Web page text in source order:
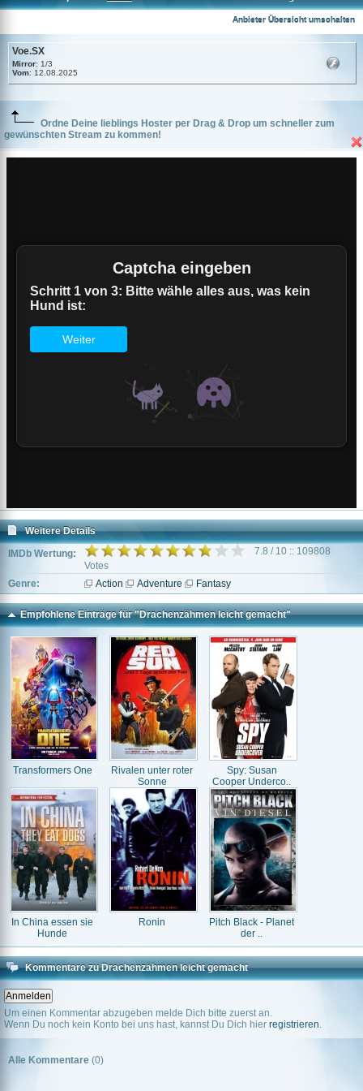
Anbieter Übersicht umschalten
Voe.SX
Mirror: 1/3
Vom: 12.08.2025
Ordne Deine lieblings Hoster per Drag & Drop um schneller zum
gewünschten Stream zu kommen!
Weitere Details
IMDb Wertung:
7.8 / 10 :: 109808
Votes
Genre:
Action Adventure Fantasy
Empfohlene Einträge für "Drachenzähmen leicht gemacht"
Transformers One
Rivalen unter roter
Sonne
Spy: Susan
Cooper Underco..
In China essen sie
Hunde
Ronin
Pitch Black - Planet
der ..
Kommentare zu Drachenzähmen leicht gemacht
Um einen Kommentar abzugeben melde Dich bitte zuerst an.
Wenn Du noch kein Konto bei uns hast, kannst Du Dich hier registrieren.
Alle Kommentare (0)